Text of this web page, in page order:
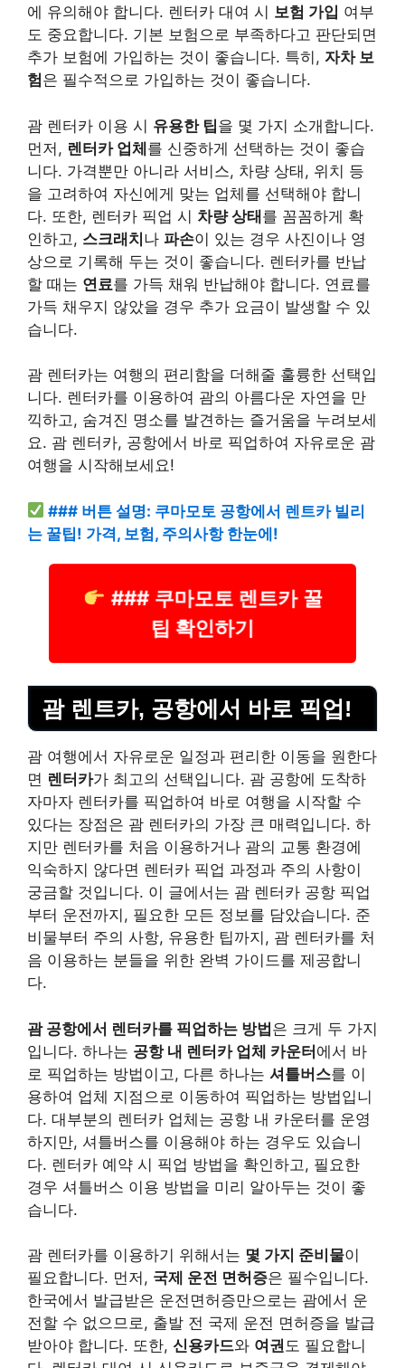
에 유의해야 합니다. 렌터카 대여 시 보험 가입 여부
도 중요합니다. 기본 보험으로 부족하다고 판단되면
추가 보험에 가입하는 것이 좋습니다. 특히, 자차 보
험은 필수적으로 가입하는 것이 좋습니다.
괌 렌터카 이용 시 유용한 팁을 몇 가지 소개합니다.
먼저, 렌터카 업체를 신중하게 선택하는 것이 좋습
니다. 가격뿐만 아니라 서비스, 차량 상태, 위치 등
을 고려하여 자신에게 맞는 업체를 선택해야 합니
다. 또한, 렌터카 픽업 시 차량 상태를 꼼꼼하게 확
인하고, 스크래치나 파손이 있는 경우 사진이나 영
상으로 기록해 두는 것이 좋습니다. 렌터카를 반납
할 때는 연료를 가득 채워 반납해야 합니다. 연료를
가득 채우지 않았을 경우 추가 요금이 발생할 수 있
습니다.
괌 렌터카는 여행의 편리함을 더해줄 훌륭한 선택입
니다. 렌터카를 이용하여 괌의 아름다운 자연을 만
끽하고, 숨겨진 명소를 발견하는 즐거움을 누려보세
요. 괌 렌터카, 공항에서 바로 픽업하여 자유로운 괌
여행을 시작해보세요!
### 버튼 설명: 쿠마모토 공항에서 렌트카 빌리
는 꿀팁! 가격, 보험, 주의사항 한눈에!
### 쿠마모토 렌트카 꿀
팁 확인하기
괌 렌트카, 공항에서 바로 픽업!
괌 여행에서 자유로운 일정과 편리한 이동을 원한다
면 렌터카가 최고의 선택입니다. 괌 공항에 도착하
자마자 렌터카를 픽업하여 바로 여행을 시작할 수
있다는 장점은 괌 렌터카의 가장 큰 매력입니다. 하
지만 렌터카를 처음 이용하거나 괌의 교통 환경에
익숙하지 않다면 렌터카 픽업 과정과 주의 사항이
궁금할 것입니다. 이 글에서는 괌 렌터카 공항 픽업
부터 운전까지, 필요한 모든 정보를 담았습니다. 준
비물부터 주의 사항, 유용한 팁까지, 괌 렌터카를 처
음 이용하는 분들을 위한 완벽 가이드를 제공합니
다.
괌 공항에서 렌터카를 픽업하는 방법은 크게 두 가지
입니다. 하나는 공항 내 렌터카 업체 카운터에서 바
로 픽업하는 방법이고, 다른 하나는 셔틀버스를 이
용하여 업체 지점으로 이동하여 픽업하는 방법입니
다. 대부분의 렌터카 업체는 공항 내 카운터를 운영
하지만, 셔틀버스를 이용해야 하는 경우도 있습니
다. 렌터카 예약 시 픽업 방법을 확인하고, 필요한
경우 셔틀버스 이용 방법을 미리 알아두는 것이 좋
습니다.
괌 렌터카를 이용하기 위해서는 몇 가지 준비물이
필요합니다. 먼저, 국제 운전 면허증은 필수입니다.
한국에서 발급받은 운전면허증만으로는 괌에서 운
전할 수 없으므로, 출발 전 국제 운전 면허증을 발급
받아야 합니다. 또한, 신용카드와 여권도 필요합니